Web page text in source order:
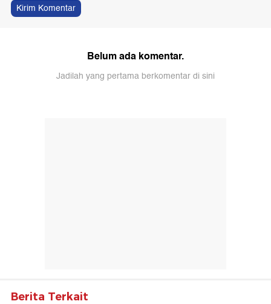
Kirim Komentar
Belum ada komentar.
Jadilah yang pertama berkomentar di sini
Berita Terkait